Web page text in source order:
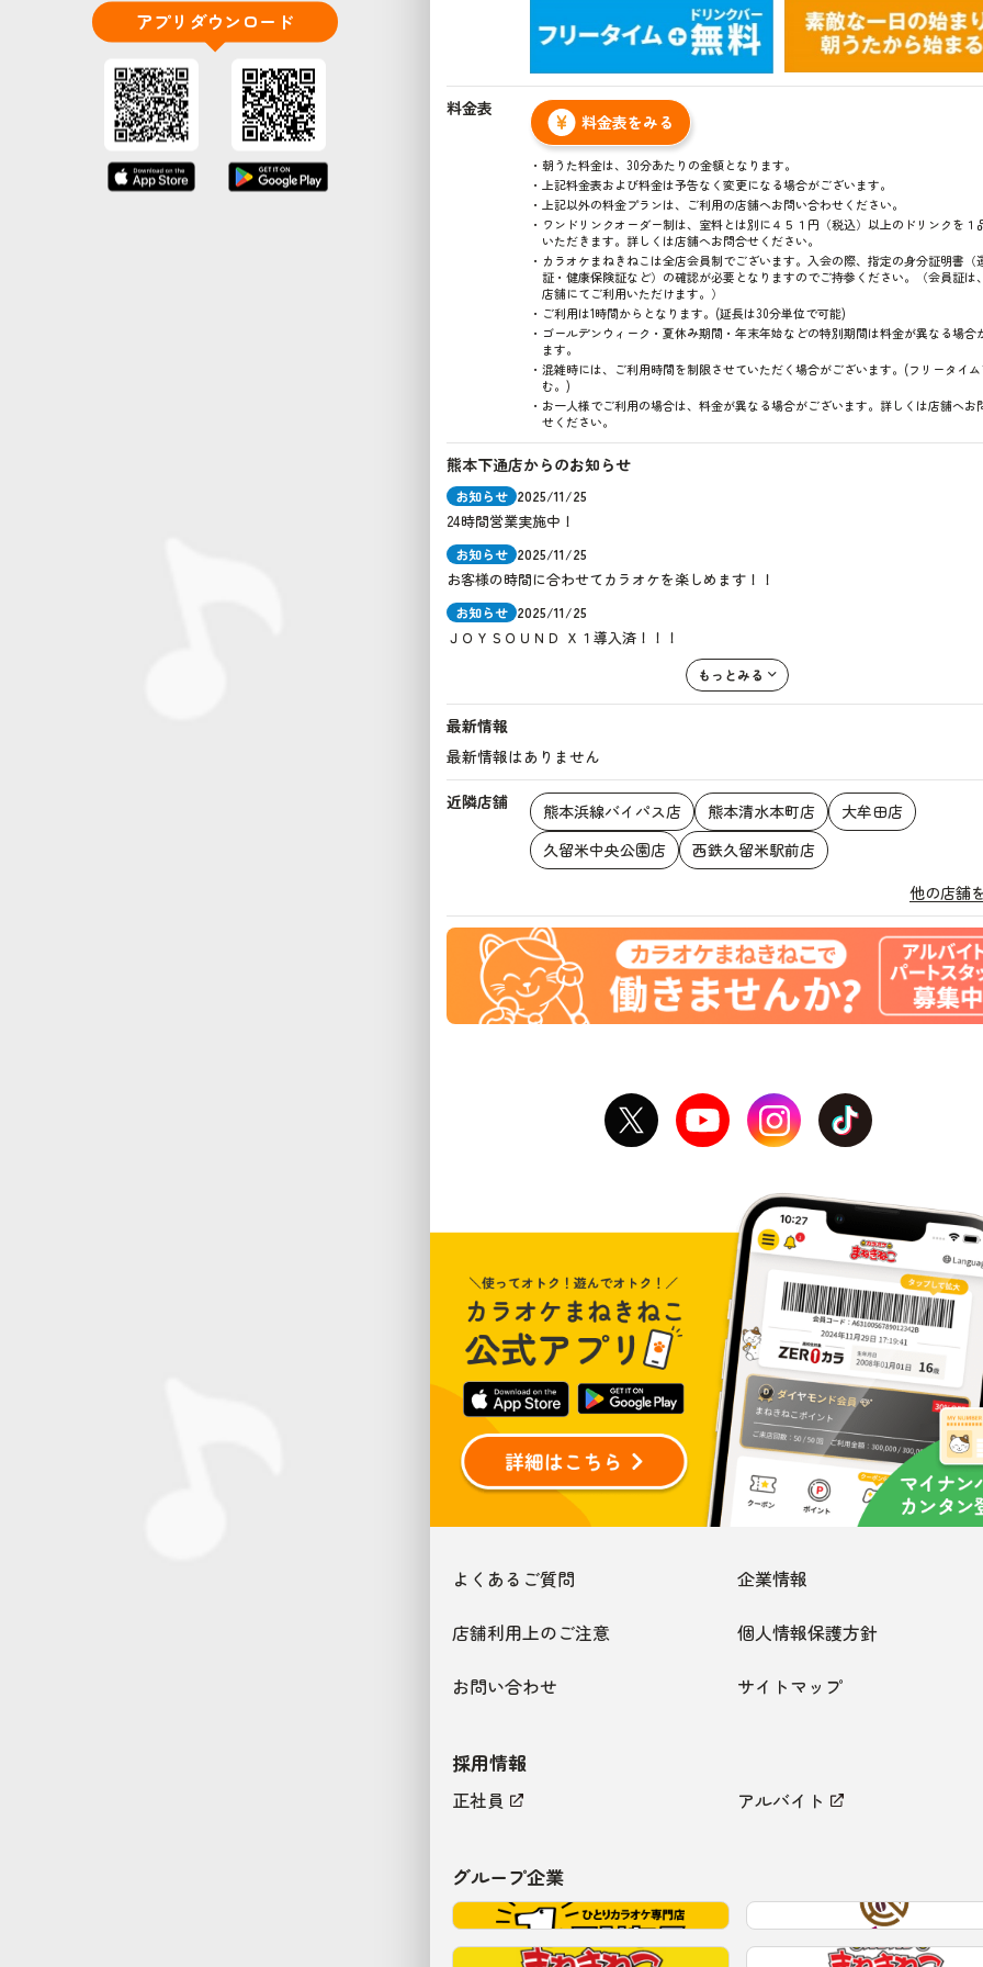
アプリダウンロード
料金表
料金表をみる
朝うた料金は、30分あたりの金額となります。
上記料金表および料金は予告なく変更になる場合がございます。
上記以外の料金プランは、ご利用の店舗へお問い合わせください。
ワンドリンクオーダー制は、室料とは別に４５１円（税込）以上のドリンクを１
いただきます。詳しくは店舗へお問合せください。
カラオケまねきねこは全店会員制でございます。入会の際、指定の身分証明書（
証・健康保険証など）の確認が必要となりますのでご持参ください。（会員証は
店舗にてご利用いただけます。）
ご利用は1時間からとなります。(延長は30分単位で可能)
ゴールデンウィーク・夏休み期間・年末年始などの特別期間は料金が異なる場合
ます。
混雑時には、ご利用時間を制限させていただく場合がございます。(フリータイ
む。)
お一人様でご利用の場合は、料金が異なる場合がございます。詳しくは店舗へお
せください。
熊本下通店からのお知らせ
お知らせ 2025/11/25
24時間営業実施中！
お知らせ 2025/11/25
お客様の時間に合わせてカラオケを楽しめます！！
お知らせ 2025/11/25
ＪＯＹＳＯＵＮＤ Ｘ１導入済！！！
もっとみる
最新情報
最新情報はありません
近隣店舗 熊本浜線バイパス店 熊本清水本町店
大牟田店
久留米中央公園店
西鉄久留米駅前店
他の店舗
よくあるご質問 企業情報
店舗利用上のご注意 個人情報保護方針
お問い合わせ サイトマップ
採用情報
正社員 アルバイト
グループ企業